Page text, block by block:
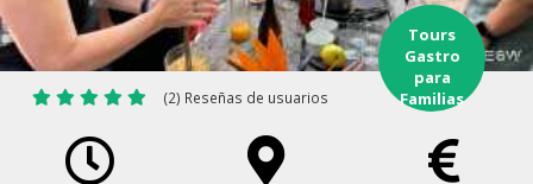
(2) Reseñas de usuarios
Tours
Gastro
para
Familias